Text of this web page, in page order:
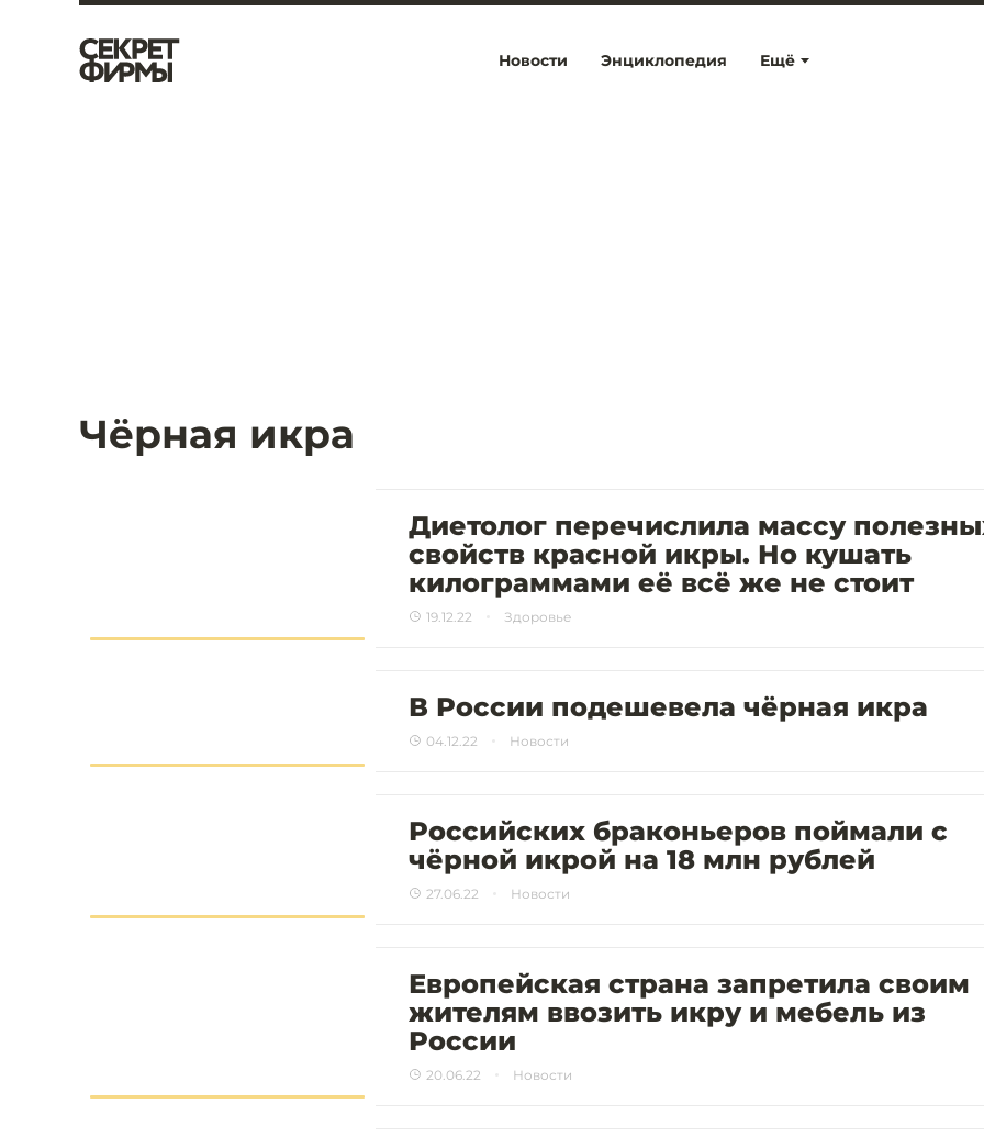
Ещё
Новости Энциклопедия
Чёрная икра
Диетолог перечислила массу
свойств красной икры. Но кушать
килограммами её всё же не стоит
19.12.22 Здоровье
В России подешевела чёрная икра
04.12.22 Новости
Российских браконьеров поймали с
чёрной икрой на 18 млн рублей
27.06.22 Новости
Европейская страна запретила своим
жителям ввозить икру и мебель из
России
20.06.22 Новости